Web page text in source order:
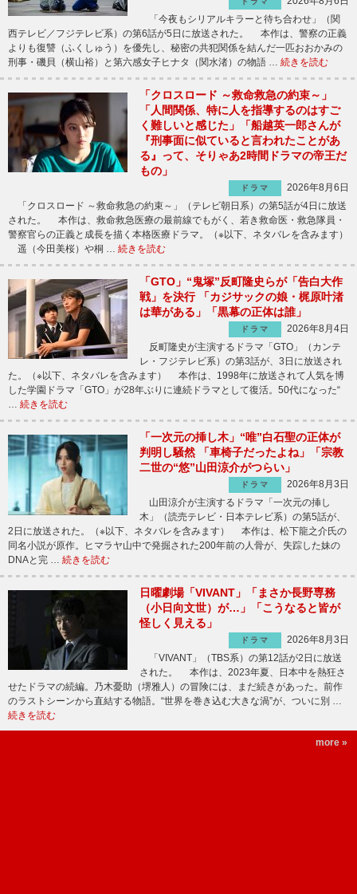
「今夜もシリアルキラーと待ち合わせ」（関
西テレビ／フジテレビ系）の第6話が5日に放送された。 本作は、警察の正義
よりも復讐（ふくしゅう）を優先し、秘密の共犯関係を結んだ一匹おおかみの
刑事・磯貝（横山裕）と第六感女子ヒナタ（関水渚）の物語 … 続きを読む
「クロスロード ～救命救急の約束～」
「人間関係、特に人を指導するのはすご
く難しいと感じた」「船越英一郎さんが
『刑事面に似ていると言われたことがあ
る』って、そりゃあ2時間ドラマの帝王だ
もの」
ドラマ
2026年8月6日
「クロスロード ～救命救急の約束～」（テレビ朝日系）の第5話が4日に放送
された。 本作は、救命救急医療の最前線でもがく、若き救命医・救急隊員・
警察官らの正義と成長を描く本格医療ドラマ。（※以下、ネタバレを含みます）
遥（今田美桜）や桐 … 続きを読む
「GTO」“鬼塚”反町隆史らが「告白大作
戦」を決行 「カジサックの娘・梶原叶渚
は華がある」「黒幕の正体は誰」
ドラマ
2026年8月4日
反町隆史が主演するドラマ「GTO」（カンテ
レ・フジテレビ系）の第3話が、3日に放送され
た。（※以下、ネタバレを含みます） 本作は、1998年に放送されて人気を博
した学園ドラマ「GTO」が28年ぶりに連続ドラマとして復活。50代になった“
続きを読む
「一次元の挿し木」“唯”白石聖の正体が
判明し騒然 「車椅子だったよね」「宗教
二世の“悠”山田涼介がつらい」
ドラマ
2026年8月3日
山田涼介が主演するドラマ「一次元の挿し
木」（読売テレビ・日本テレビ系）の第5話が、
2日に放送された。（※以下、ネタバレを含みます） 本作は、松下龍之介氏の
同名小説が原作。ヒマラヤ山中で発掘された200年前の人骨が、失踪した妹の
DNAと完 … 続きを読む
日曜劇場「VIVANT」「まさか長野専務
（小日向文世）が…」「こうなると皆が
怪しく見える」
ドラマ
2026年8月3日
「VIVANT」（TBS系）の第12話が2日に放送
された。 本作は、2023年夏、日本中を熱狂さ
せたドラマの続編。乃木憂助（堺雅人）の冒険には、まだ続きがあった。前作
のラストシーンから直結する物語。“世界を巻き込む大きな渦”が、ついに別 …
続きを読む
more »